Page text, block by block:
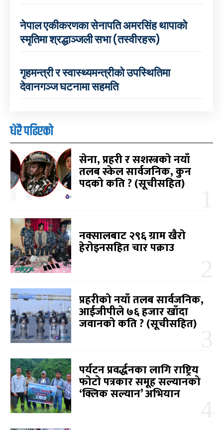
नेपाल एकीकरणका सेनापति अमरसिंह थापाको
स्मृतिमा श्रद्धाञ्जली सभा (तस्वीरहरू)
गृहमन्त्री र स्वास्थ्यमन्त्रीको उपस्थितिमा
देवानगञ्ज घटनामा सहमति
धेरै पढिएको
सेना, प्रहरी र सशस्त्रको नयाँ
तलब स्केल सार्वजनिक, कुन
पदको कति ? (सूचीसहित)
नक्सालबाट २९६ ग्राम खैरो
हेरोइनसहित चार पक्राउ
प्रहरीको नयाँ तलब सार्वजनिक,
आईजीपीले ७६ हजार खाँदा
जवानको कति ? (सूचीसहित)
पर्यटन प्रवर्द्धनका लागि राष्ट्रिय
फोटो पत्रकार समूह सल्यानको
‘क्लिक सल्यान’ अभियान